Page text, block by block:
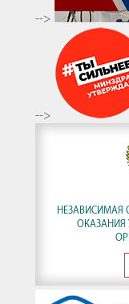
-->
-->
НЕЗАВИСИМАЯ
ОКАЗАНИЯ